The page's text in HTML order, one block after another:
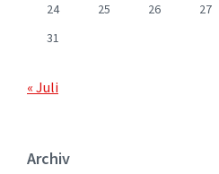
24
25 26 27
31
« Juli
Archiv